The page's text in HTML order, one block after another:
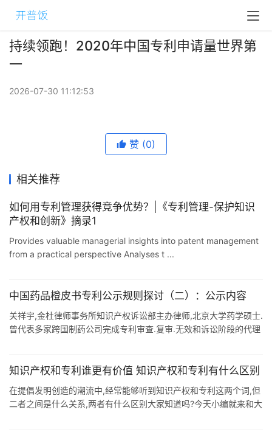
持续领跑！2020年中国专利申请量世界第
一
2026-07-30 11:12:53
赞 (0)
相关推荐
如何用专利管理获得竞争优势？|《专利管理-保护知识
产权和创新》摘录1
Provides valuable managerial insights into patent management
from a practical perspective Analyses t ...
中国药品橙皮书专利公示规则探讨（二）：公示内容
关祥宇,金杜律师事务所知识产权诉讼部主办律师,北京大学药学硕士.
曾代表多家跨国制药公司完成专利审查.复审.无效和诉讼阶段的代理
知识产权和专利谁更有价值 知识产权和专利有什么区别
在提倡发明创造的潮流中,经常能够听到知识产权和专利这两个词,但
二者之间是什么关系,两者有什么区别大家知道吗?今天小编就来和大